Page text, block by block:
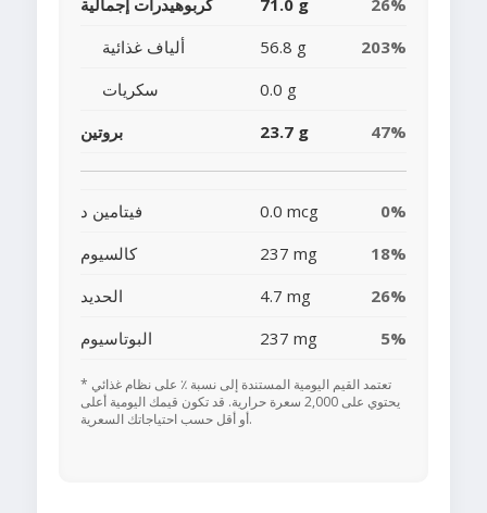
كربوهيدرات إجمالية 71.0 g
26%
ألياف غذائية
56.8 g
203%
سكريات
0.0 g
بروتين
23.7 g 47%
فيتامين د 0.0 mcg
0%
كالسيوم
237 mg
18%
الحديد
4.7 mg
26%
البوتاسيوم
237 mg 5%
* تعتمد القيم اليومية المستندة إلى نسبة ٪ على نظام غذائي
يحتوي على 2,000 سعرة حرارية. قد تكون قيمك اليومية أعلى
أو أقل حسب احتياجاتك السعرية.